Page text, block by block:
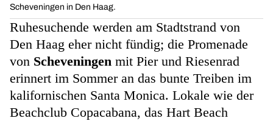
Scheveningen in Den Haag.
Ruhesuchende werden am Stadtstrand von
Den Haag eher nicht fündig; die Promenade
von Scheveningen mit Pier und Riesenrad
erinnert im Sommer an das bunte Treiben im
kalifornischen Santa Monica. Lokale wie der
Beachclub Copacabana, das Hart Beach